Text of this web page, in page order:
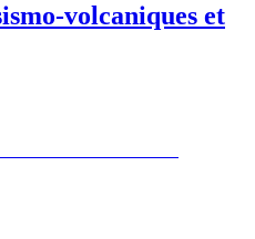
volcaniques et